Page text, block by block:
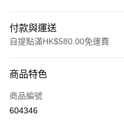
付款與運送
自提點滿HK$580.00免運費
信用卡
Apple Pay
商品特色
商品編號
604346